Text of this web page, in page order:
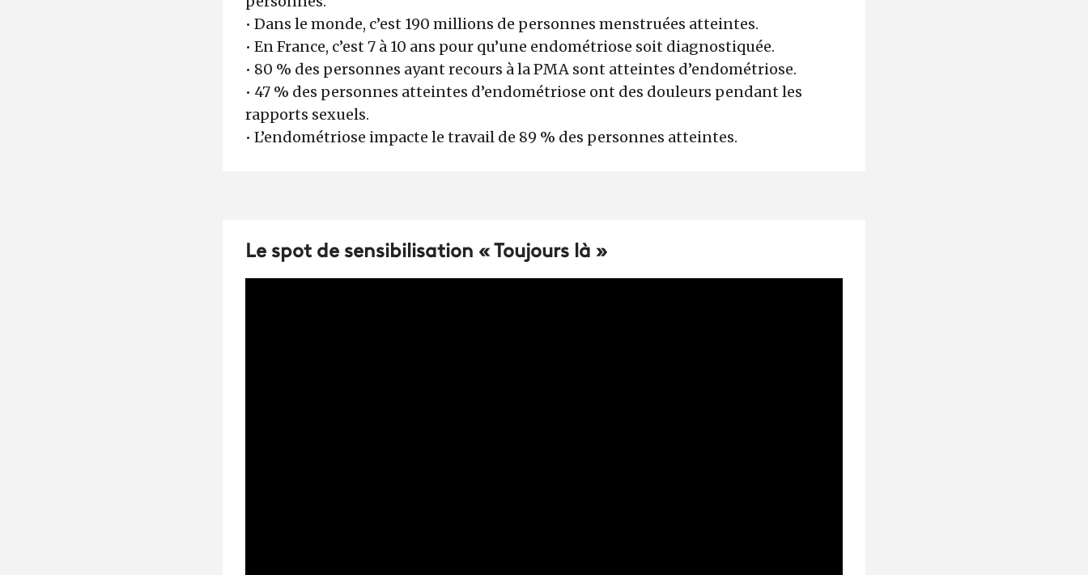
• Dans le monde, c’est 190 millions de personnes menstruées atteintes.
• En France, c’est 7 à 10 ans pour qu’une endométriose soit diagnostiquée.
• 80 % des personnes ayant recours à la PMA sont atteintes d’endométriose.
• 47 % des personnes atteintes d’endométriose ont des douleurs pendant les
rapports sexuels.
• L’endométriose impacte le travail de 89 % des personnes atteintes.
Le spot de sensibilisation « Toujours là »